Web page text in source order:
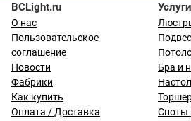
BCLight.ru
О нас
Пользовательское
соглашение
Новости
Фабрики
Как купить
Оплата / Доставка
Бра и
Споты